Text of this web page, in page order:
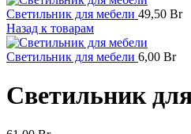
Светильник для мебели 49,50 Br
Назад к товарам
Светильник для мебели 6,00 Br
Светильник